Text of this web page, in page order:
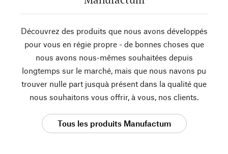
Découvrez des produits que nous avons développés
pour vous en régie propre - de bonnes choses que
nous avons nous-mêmes souhaitées depuis
longtemps sur le marché, mais que nous navons pu
trouver nulle part jusquà présent dans la qualité que
nous souhaitons vous offrir, à vous, nos clients.
Tous les produits Manufactum